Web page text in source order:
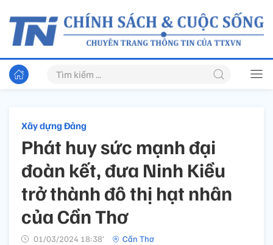
Xây dựng Đảng
Phát huy sức mạnh đại
đoàn kết, đưa Ninh Kiều
trở thành đô thị hạt nhân
của Cần Thơ
01/03/2024 18:38’ Cần Thơ